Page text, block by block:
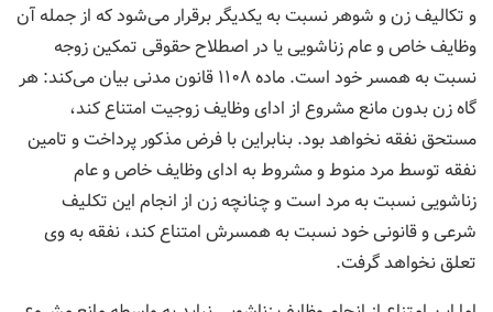
و تکالیف زن و شوهر نسبت به یکدیگر برقرار می‌شود که از جمله آن
وظایف خاص و عام زناشویی یا در اصطلاح حقوقی تمکین زوجه
نسبت به همسر خود است. ماده ۱۱۰۸ قانون مدنی بیان می‌کند: هر
گاه زن بدون مانع مشروع از ادای وظایف زوجیت امتناع کند،
مستحق نفقه نخواهد بود. بنابراین با فرض مذکور پرداخت و تامین
نفقه توسط مرد منوط و مشروط به ادای وظایف خاص و عام
زناشویی نسبت به مرد است و چنانچه زن از انجام این تکلیف
شرعی و قانونی خود نسبت به همسرش امتناع کند، نفقه به وی
تعلق نخواهد گرفت.